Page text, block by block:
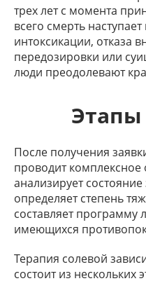
трех лет с момента
всего смерть
интоксикации, отказа
передозировки или
люди преодолевают
После получения
проводит комплексное
анализирует
определяет степень
составляет программу
имеющихся
Терапия солевой
состоит из нескольких